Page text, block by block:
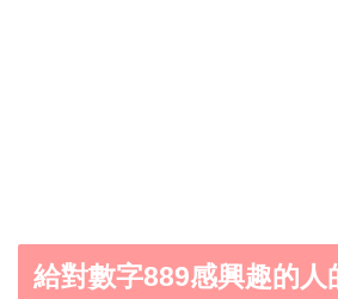
給對數字889感興趣的人